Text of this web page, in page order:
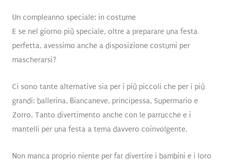
Un compleanno speciale: in costume
E se nel giorno più speciale, oltre a preparare una festa
perfetta, avessimo anche a disposizione costumi per
mascherarsi?
Ci sono tante alternative sia per i più piccoli che per i più
grandi: ballerina, Biancaneve, principessa, Supermario e
Zorro. Tanto divertimento anche con le parrucche e i
mantelli per una festa a tema davvero coinvolgente.
Non manca proprio niente per far divertire i bambini e i loro